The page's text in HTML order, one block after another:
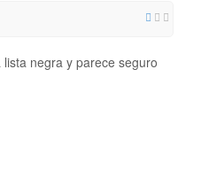
negra y parece seguro